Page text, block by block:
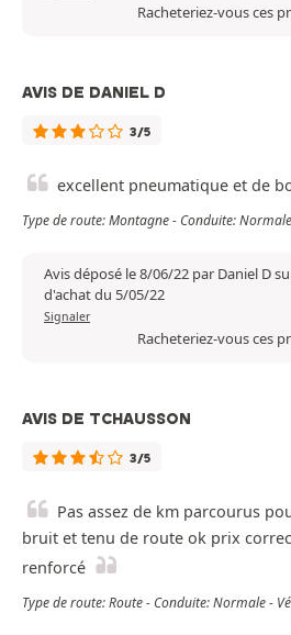
Racheteriez-vous ces
AVIS DE DANIEL D
3/5
excellent pneumatique et de
Type de route: Montagne - Conduite:
Avis déposé le 8/06/22 par Daniel D
d'achat du 5/05/22
Signaler
Racheteriez-vous ces
AVIS DE TCHAUSSON
3/5
Pas assez de km parcourus
bruit et tenu de route ok prix
renforcé
Type de route: Route - Conduite: Normale -